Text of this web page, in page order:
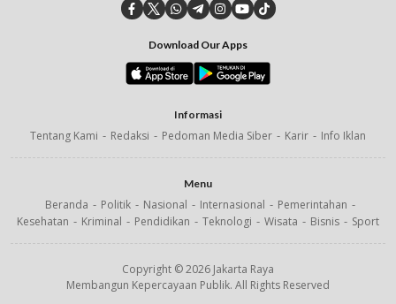
Download Our Apps
Informasi
Tentang Kami Redaksi Pedoman Media Siber Karir Info Iklan
Menu
Beranda Politik Nasional Internasional
Pemerintahan
Kesehatan
Kriminal Pendidikan Teknologi Wisata Bisnis Sport
Copyright © 2026 Jakarta Raya
Membangun Kepercayaan Publik. All Rights Reserved